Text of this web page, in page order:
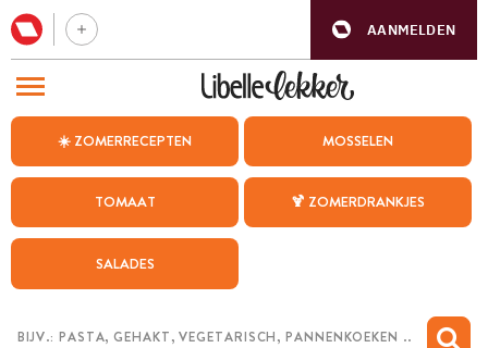
AANMELDEN
☀️ ZOMERRECEPTEN MOSSELEN
TOMAAT 🍹 ZOMERDRANKJES
SALADES
BEZOEK ONZE ANDERE WEBSITES
WEEKMENU
CHAT MET MAIA